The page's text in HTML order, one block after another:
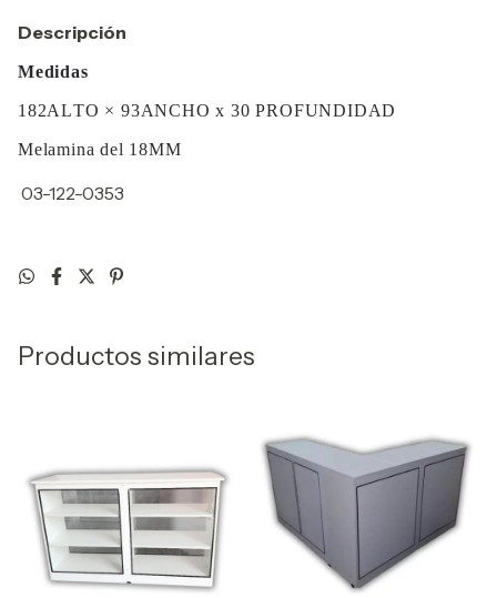
Descripción
Medidas
182ALTO × 93ANCHO x 30 PROFUNDIDAD
Melamina del 18MM
03-122-0353
Productos similares